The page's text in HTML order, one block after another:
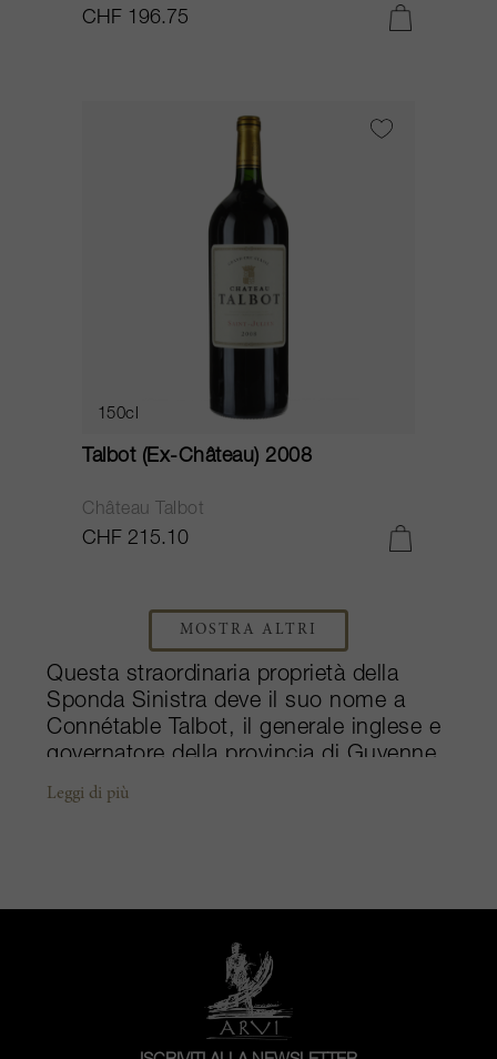
CHF 196.75
150cl
Talbot (Ex-Château) 2008
Château Talbot
CHF 215.10
MOSTRA ALTRI
Questa straordinaria proprietà della
Sponda Sinistra deve il suo nome a
Connétable Talbot, il generale inglese e
governatore della provincia di Guyenne,
sconfitto nella famosa battaglia di
Castillon nel 1453. La sua caduta pose
ettari di vigneti coltivati nel cuore del
comune di Saint-Julien. Inizialmente del
gruppo di négociant di Cordier, Talbot è
rimasto dei membri della famiglia fino a
oggi, con Nancy Bignon Cordier e suo
marito Jean-Paul Bignon che
Leggi di più